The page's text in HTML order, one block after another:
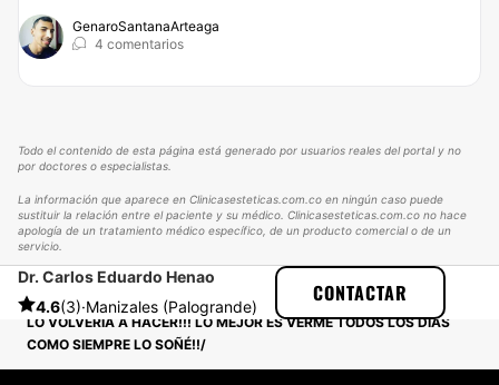
GenaroSantanaArteaga
4 comentarios
Todo el contenido de esta página está generado por usuarios reales del portal y no
por doctores o especialistas.
La información que aparece en Clinicasesteticas.com.co en ningún caso puede
sustituir la relación entre el paciente y su médico. Clinicasesteticas.com.co no hace
apología de un tratamiento médico específico, de un producto comercial o de un
servicio.
Dr. Carlos Eduardo Henao
4.6(3)·Manizales (Palogrande)
CONTACTAR
CLINICASESTETICAS
EXPERIENCIAS
EXPERIENCIAS SOBRE RINOPLASTIA
LO VOLVERÍA A HACER!!! LO MEJOR ES VERME TODOS LOS DÍAS
COMO SIEMPRE LO SOÑÉ!!